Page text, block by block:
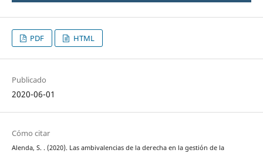
PDF HTML
Publicado
2020-06-01
Cómo citar
Alenda, S. . (2020). Las ambivalencias de la derecha en la gestión de la